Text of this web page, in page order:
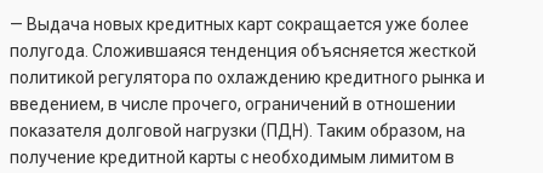
— Выдача новых кредитных карт сокращается уже более
полугода. Сложившаяся тенденция объясняется жесткой
политикой регулятора по охлаждению кредитного рынка и
введением, в числе прочего, ограничений в отношении
показателя долговой нагрузки (ПДН). Таким образом, на
получение кредитной карты с необходимым лимитом в